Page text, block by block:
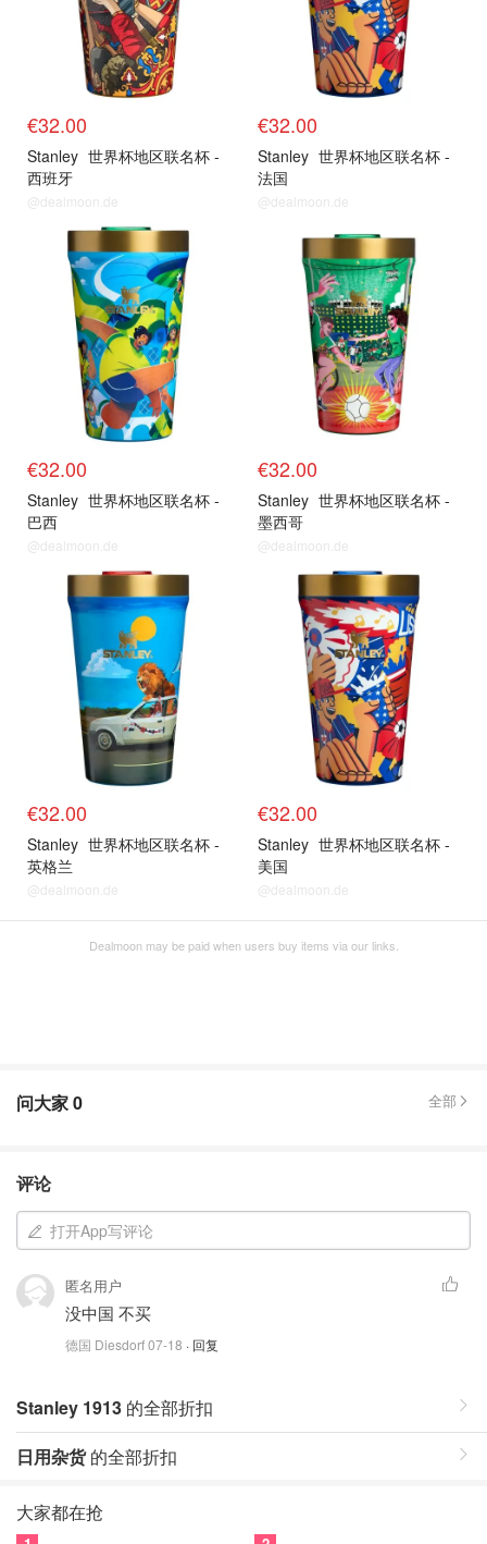
€32.00
Stanley 世界杯地区联名杯 -
西班牙
@dealmoon.de
€32.00
Stanley 世界杯地区联名杯 -
法国
@dealmoon.de
€32.00
Stanley 世界杯地区联名杯 -
巴西
@dealmoon.de
€32.00
Stanley 世界杯地区联名杯 -
墨西哥
@dealmoon.de
€32.00
Stanley 世界杯地区联名杯 -
英格兰
@dealmoon.de
€32.00
Stanley 世界杯地区联名杯 -
美国
@dealmoon.de
Dealmoon may be paid when users buy items via our links.
问大家0 全部
评论
打开App写评论
匿名用户
没中国 不买
德国 Diesdorf07-18 · 回复
Stanley 1913 的全部折扣
日用杂货的全部折扣
大家都在抢